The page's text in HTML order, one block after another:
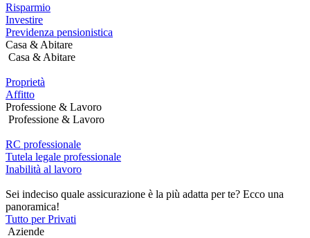
Risparmio
Investire
Previdenza pensionistica
Casa & Abitare
Casa & Abitare
Proprietà
Affitto
Professione & Lavoro
Professione & Lavoro
RC professionale
Tutela legale professionale
Inabilità al lavoro
Sei indeciso quale assicurazione è la più adatta per te? Ecco una
panoramica!
Tutto per Privati
Aziende